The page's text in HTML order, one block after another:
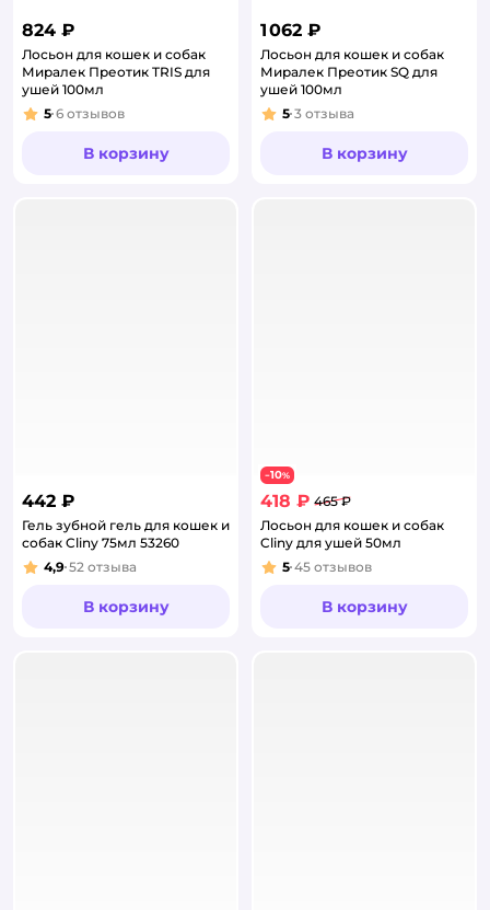
824 ₽
Лосьон для кошек и собак
Миралек Преотик TRIS для
ушей 100мл
Рейтинг:
5 6 отзывов
В корзину
1 062 ₽
Лосьон для кошек и собак
Миралек Преотик SQ для
ушей 100мл
Рейтинг:
5 3 отзыва
В корзину
442 ₽
Гель зубной гель для кошек и
собак Cliny 75мл 53260
Рейтинг:
4,9 52 отзыва
В корзину
−10%
418 ₽ 465 ₽
Лосьон для кошек и собак
Cliny для ушей 50мл
Рейтинг:
5 45 отзывов
В корзину